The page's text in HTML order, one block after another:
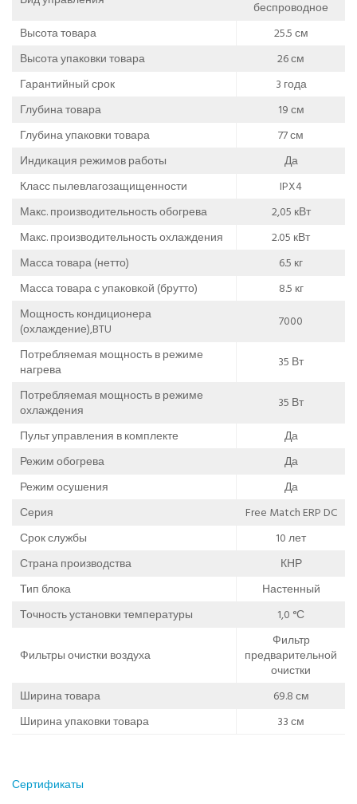
беспроводное
Высота товара
25.5 см
Высота упаковки товара
26 см
Гарантийный срок
3 года
Глубина товара
19 см
Глубина упаковки товара
77 см
Индикация режимов работы
Да
Класс пылевлагозащищенности
IPX4
Макс. производительность обогрева
2,05 кВт
Макс. производительность охлаждения
2.05 кВт
Масса товара (нетто)
6.5 кг
Масса товара с упаковкой (брутто)
8.5 кг
Мощность кондиционера
(охлаждение),BTU
7000
Потребляемая мощность в режиме
нагрева
35 Вт
Потребляемая мощность в режиме
охлаждения
35 Вт
Пульт управления в комплекте
Да
Режим обогрева
Да
Режим осушения
Да
Серия
Free Match ERP DC
Срок службы
10 лет
Страна производства
КНР
Тип блока
Настенный
Точность установки температуры
1,0 °С
Фильтры очистки воздуха
Фильтр
предварительной
очистки
Ширина товара
69.8 см
Ширина упаковки товара
33 см
Сертификаты